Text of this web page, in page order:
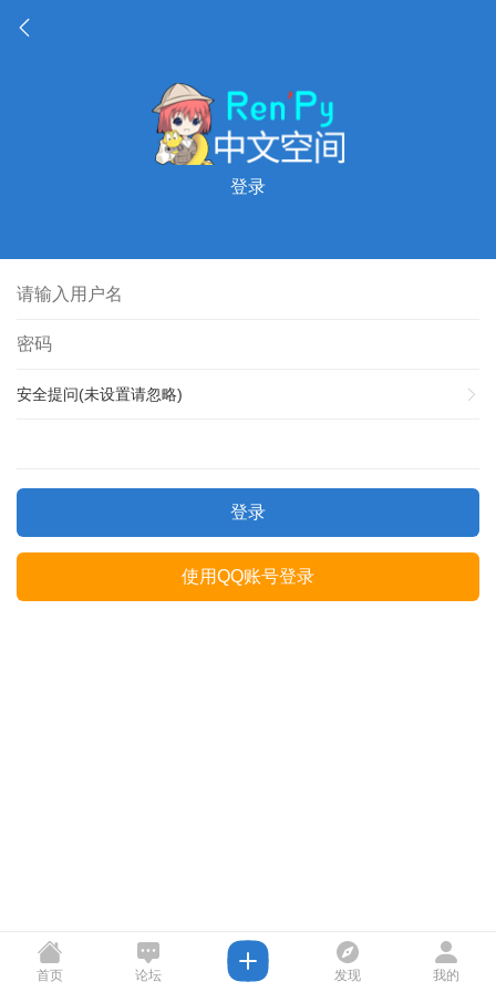
登录
安全提问(未设置请忽略)
登录
使用QQ账号登录
首页 论坛 发现 我的